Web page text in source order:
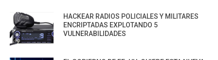
HACKEAR RADIOS POLICIALES Y MILITARES
ENCRIPTADAS EXPLOTANDO 5
VULNERABILIDADES